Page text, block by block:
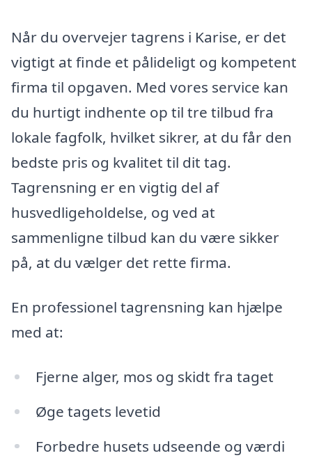
Når du overvejer tagrens i Karise, er det
vigtigt at finde et pålideligt og kompetent
firma til opgaven. Med vores service kan
du hurtigt indhente op til tre tilbud fra
lokale fagfolk, hvilket sikrer, at du får den
bedste pris og kvalitet til dit tag.
Tagrensning er en vigtig del af
husvedligeholdelse, og ved at
sammenligne tilbud kan du være sikker
på, at du vælger det rette firma.
En professionel tagrensning kan hjælpe
med at:
Fjerne alger, mos og skidt fra taget
Øge tagets levetid
Forbedre husets udseende og værdi